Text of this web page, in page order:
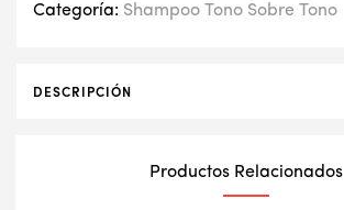
Categoría: Shampoo Tono Sobre Tono
DESCRIPCIÓN
Productos Relacionados